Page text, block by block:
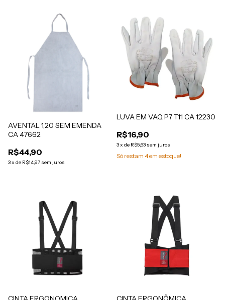
AVENTAL 1,20 SEM EMENDA
CA 47662
R$44,90
3x de R$14,97 sem juros
LUVA EM VAQ P7 T11 CA 12230
R$16,90
3x de R$5,63 sem juros
Só restam 4em estoque!